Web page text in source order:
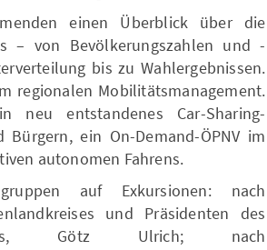
einen Überblick über die
– von Bevölkerungszahlen und -
bis zu Wahlergebnissen.
regionalen Mobilitätsmanagement.
neu entstandenes Car-Sharing-
ein On-Demand-ÖPNV im
autonomen Fahrens.
auf Exkursionen: nach
und Präsidenten des
Götz Ulrich; nach